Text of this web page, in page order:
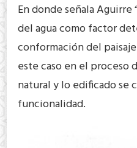
En donde señala
del agua como factor
conformación del
este caso en el proceso
natural y lo edificado se
funcionalidad.